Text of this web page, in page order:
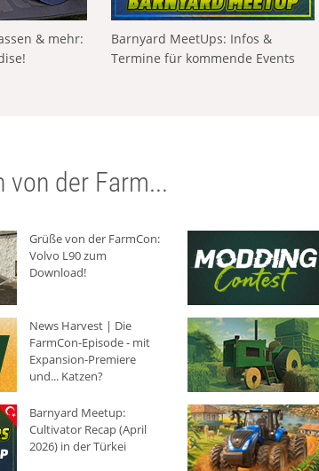
& mehr:
Barnyard MeetUps: Infos &
Termine für kommende Events
von der Farm...
Grüße von der FarmCon:
Volvo L90 zum
Download!
News Harvest | Die
FarmCon-Episode - mit
Expansion-Premiere
und... Katzen?
Barnyard Meetup:
Cultivator Recap (April
2026) in der Türkei